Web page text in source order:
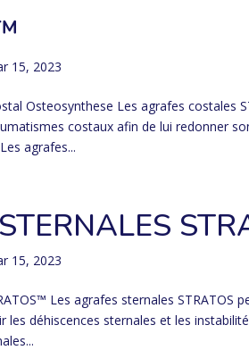
15, 2023
Osteosynthese Les agrafes costales
costaux afin de lui redonner
agrafes...
15, 2023
Les agrafes sternales
les déhiscences sternales et les